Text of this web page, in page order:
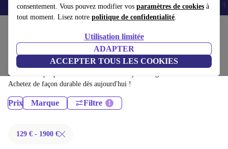
consentement. Vous pouvez modifier vos paramètres de cookies à
tout moment. Lisez notre politique de confidentialité.
Utilisation limitée
ADAPTER
ACCEPTER TOUS LES COOKIES
Smartphones Laptops Tablettes Montres connectées Accessoires
Ordinateurs portables:
Ordinateurs portables certifiés reconditionnés à moins de 1900€ –
économisez jusqu'à 40 %. Retours sous 30 jours et garantie de 12 mois.
Achetez de façon durable dès aujourd'hui !
Prix Marque Filtre
129 € - 1900 €